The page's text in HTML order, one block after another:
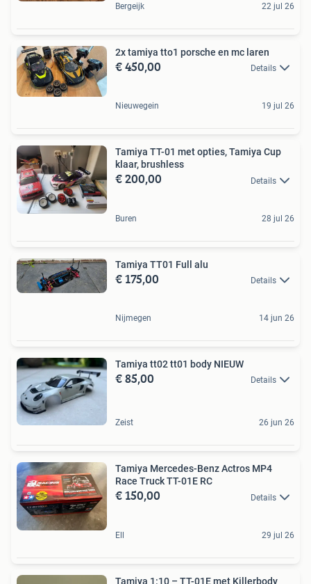
Bergeijk 22 jul 26
2x tamiya tto1 porsche en mc laren
€ 450,00 Details
Nieuwegein 19 jul 26
Tamiya TT-01 met opties, Tamiya Cup
klaar, brushless
€ 200,00 Details
Buren 28 jul 26
Tamiya TT01 Full alu
€ 175,00 Details
Nijmegen 14 jun 26
Tamiya tt02 tt01 body NIEUW
€ 85,00 Details
Zeist 26 jun 26
Tamiya Mercedes-Benz Actros MP4
Race Truck TT-01E RC
€ 150,00 Details
Ell 29 jul 26
Tamiya 1:10 – TT-01E met Killerbody